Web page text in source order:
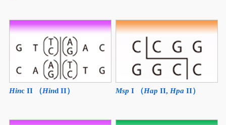
Hinc II （Hind II） Msp I （Hap II, Hpa II）